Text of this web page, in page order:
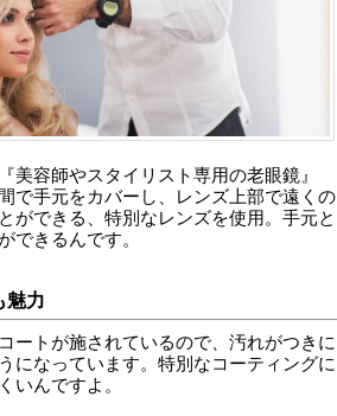
美容師やスタイリスト専用の老眼鏡』
で手元をカバーし、レンズ上部で遠くの
ができる、特別なレンズを使用。手元と
できるんです。
魅力
ートが施されているので、汚れがつきに
になっています。特別なコーティングに
いんですよ。